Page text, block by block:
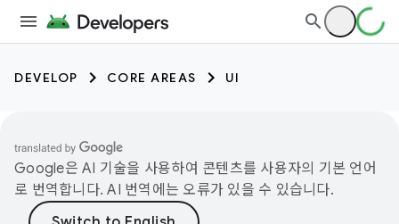
DEVELOP CORE AREAS UI
Google은 AI 기술을 사용하여 콘텐츠를 사용자의 기본 언어
로 번역합니다. AI 번역에는 오류가 있을 수 있습니다.